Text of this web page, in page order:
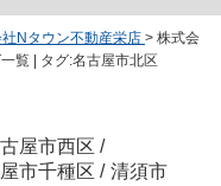
Nタウン不動産栄店 > 株式会
覧 | タグ:名古屋市北区
屋市西区 /
市千種区 / 清須市